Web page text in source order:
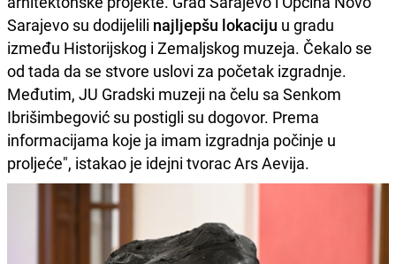
Sarajevo su dodijelili najljepšu lokaciju u gradu
između Historijskog i Zemaljskog muzeja. Čekalo se
od tada da se stvore uslovi za početak izgradnje.
Međutim, JU Gradski muzeji na čelu sa Senkom
Ibrišimbegović su postigli su dogovor. Prema
informacijama koje ja imam izgradnja počinje u
proljeće", istakao je idejni tvorac Ars Aevija.